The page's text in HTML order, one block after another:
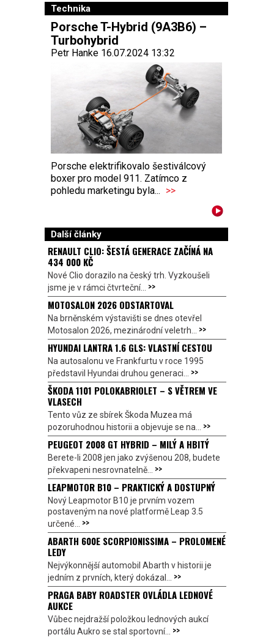
Technika
Porsche T-Hybrid (9A3B6) –
Turbohybrid
Petr Hanke 16.07.2024 13:32
Porsche elektrifikovalo šestiválcový
boxer pro model 911. Zatímco z
pohledu marketingu byla... >>
Další články
RENAULT CLIO: ŠESTÁ GENERACE ZAČÍNÁ NA
434 000 KČ
Nové Clio dorazilo na český trh. Vyzkoušeli
jsme je v rámci čtvrteční... >>
MOTOSALON 2026 ODSTARTOVAL
Na brněnském výstavišti se dnes otevřel
Motosalon 2026, mezinárodní veletrh... >>
HYUNDAI LANTRA 1.6 GLS: VLASTNÍ CESTOU
Na autosalonu ve Frankfurtu v roce 1995
představil Hyundai druhou generaci... >>
ŠKODA 1101 POLOKABRIOLET – S VĚTREM VE
VLASECH
Tento vůz ze sbírek Škoda Muzea má
pozoruhodnou historii a objevuje se na... >>
PEUGEOT 2008 GT HYBRID – MILÝ A HBITÝ
Berete-li 2008 jen jako zvýšenou 208, budete
překvapeni nesrovnatelně... >>
LEAPMOTOR B10 – PRAKTICKÝ A DOSTUPNÝ
Nový Leapmotor B10 je prvním vozem
postaveným na nové platformě Leap 3.5
určené... >>
ABARTH 600E SCORPIONISSIMA – PROLOMENÉ
LEDY
Nejvýkonnější automobil Abarth v historii je
jedním z prvních, který dokázal... >>
PRAGA BABY ROADSTER OVLÁDLA LEDNOVÉ
AUKCE
Vůbec nejdražší položkou lednových aukcí
portálu Aukro se stal sportovní... >>